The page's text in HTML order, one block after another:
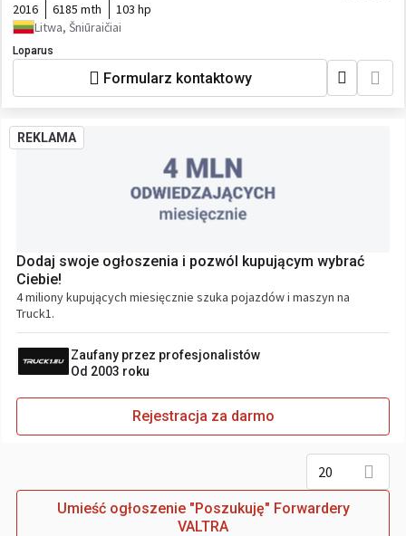
2016 6185 mth
103 hp
Litwa, Šniūraičiai
Loparus
Formularz kontaktowy
REKLAMA
Dodaj swoje ogłoszenia i pozwól kupującym wybrać
Ciebie!
4 miliony kupujących miesięcznie szuka pojazdów i maszyn na
Truck1.
Zaufany przez profesjonalistów
Od 2003 roku
Rejestracja za darmo
20
Umieść ogłoszenie "Poszukuję" Forwardery
VALTRA